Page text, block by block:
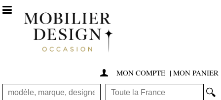
 MON COMPTE | MON PANIER
🔍
